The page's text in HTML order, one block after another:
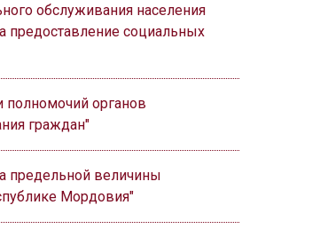
обслуживания населения
предоставление социальных
полномочий органов
граждан"
предельной величины
Мордовия"